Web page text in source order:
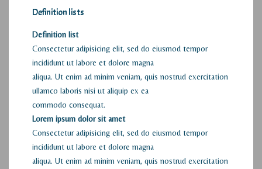
Definition lists
Definition list
Consectetur adipisicing elit, sed do eiusmod tempor
incididunt ut labore et dolore magna
aliqua. Ut enim ad minim veniam, quis nostrud exercitation
ullamco laboris nisi ut aliquip ex ea
commodo consequat.
Lorem ipsum dolor sit amet
Consectetur adipisicing elit, sed do eiusmod tempor
incididunt ut labore et dolore magna
aliqua. Ut enim ad minim veniam, quis nostrud exercitation